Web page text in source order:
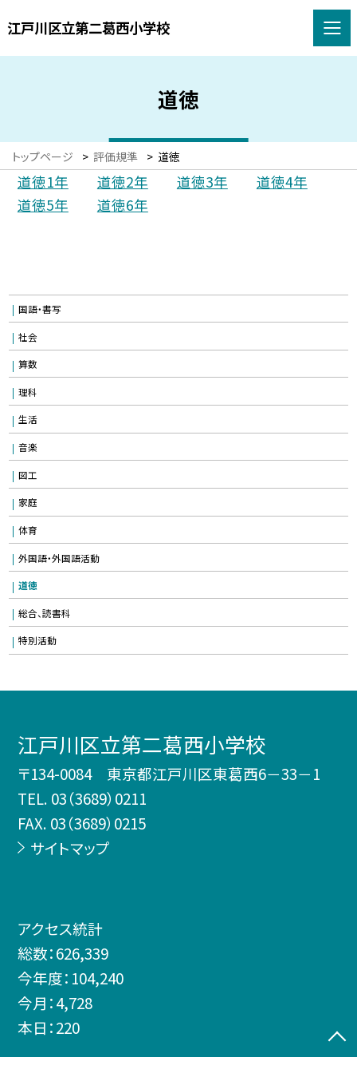
江戸川区立第二葛西小学校
道徳
トップページ > 評価規準 > 道徳
道徳1年 道徳2年 道徳3年
道徳4年
道徳5年
道徳6年
国語・書写
社会
算数
理科
生活
音楽
図工
家庭
体育
外国語・外国語活動
道徳
総合、読書科
特別活動
江戸川区立第二葛西小学校
〒134-0084 東京都江戸川区東葛西6－33－1
TEL. 03（3689）0211
FAX. 03（3689）0215
サイトマップ
アクセス統計
総数：626,339
今年度： 104,240
今月：4,728
本日：220